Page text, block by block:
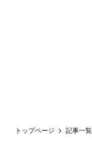
トップページ 記事一覧